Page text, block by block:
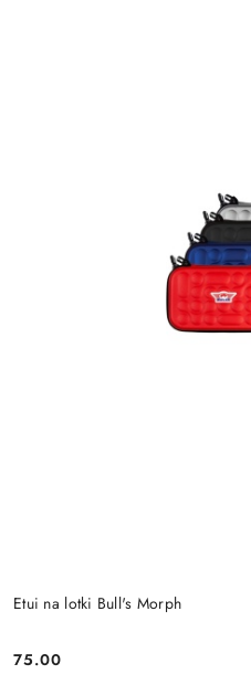
Etui na lotki Bull's Morph
Cena:
75.00